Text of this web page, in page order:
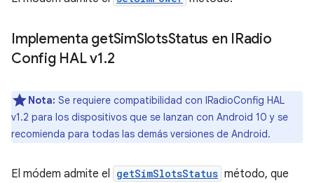
Implementa getSimSlotsStatus en IRadio
Config HAL v1.2
Nota: Se requiere compatibilidad con IRadioConfig HAL
v1.2 para los dispositivos que se lanzan con Android 10 y se
recomienda para todas las demás versiones de Android.
El módem admite el getSimSlotsStatus método, que